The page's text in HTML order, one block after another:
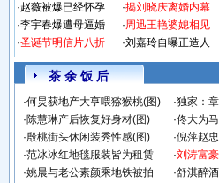
·赵薇被爆已经怀孕
·李宇春爆遭母逼婚
·圣诞节明信片八折
·揭刘晓庆离婚内幕
·周迅王艳婆媳相见
·刘嘉玲自曝正造人
茶 余 饭 后
·何炅获地产大亨喂猕猴桃(图) ·独家：
·陈慧琳产后恢复好身材(图) ·佟大为
·殷桃街头休闲装秀性感(图) ·倪萍赵
·范冰冰红地毯服装皆为租赁 ·刘涛富
·姚晨与老公素颜乘地铁被拍 ·舒淇醉